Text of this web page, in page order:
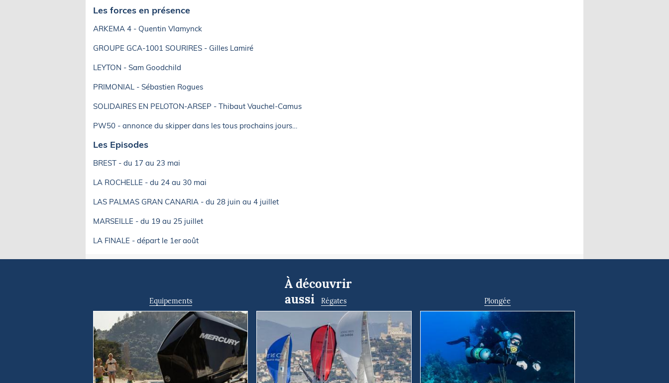
Les forces en présence
ARKEMA 4 - Quentin Vlamynck
GROUPE GCA-1001 SOURIRES - Gilles Lamiré
LEYTON - Sam Goodchild
PRIMONIAL - Sébastien Rogues
SOLIDAIRES EN PELOTON-ARSEP - Thibaut Vauchel-Camus
PW50 - annonce du skipper dans les tous prochains jours…
Les Episodes
BREST - du 17 au 23 mai
LA ROCHELLE - du 24 au 30 mai
LAS PALMAS GRAN CANARIA - du 28 juin au 4 juillet
MARSEILLE - du 19 au 25 juillet
LA FINALE - départ le 1er août
À découvrir
aussi
Equipements Régates Plongée